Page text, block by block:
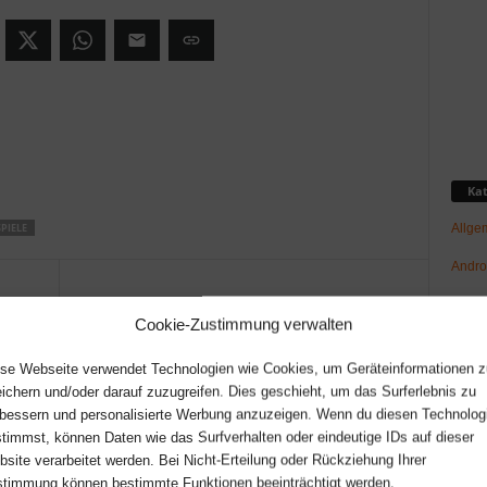
Cookie-Zustimmung verwalten
Webseite verwendet Technologien wie Cookies, um Geräteinformationen
und/oder darauf zuzugreifen. Dies geschieht, um das Surferlebnis zu
und personalisierte Werbung anzuzeigen. Wenn du diesen
können Daten wie das Surfverhalten oder eindeutige IDs auf dieser
verarbeitet werden. Bei Nicht-Erteilung oder Rückziehung Ihrer
können bestimmte Funktionen beeinträchtigt werden.
Stellt PulseAudio die Soundkarte zu
schnell auf stumm?
News